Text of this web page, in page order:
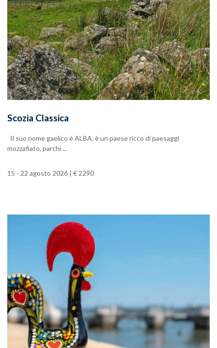
Scozia Classica
Il suo nome gaelico è ALBA, è un paese ricco di paesaggi
mozzafiato, parchi ...
15 - 22 agosto 2026 | € 2290